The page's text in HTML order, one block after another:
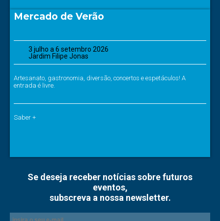
Mercado de Verão
3 julho a 6 setembro 2026
Jardim Filipe Jonas
Artesanato, gastronomia, diversão, concertos e espetáculos! A
entrada é livre.
Saber +
Se deseja receber notícias sobre futuros
eventos,
subscreva a nossa newsletter.